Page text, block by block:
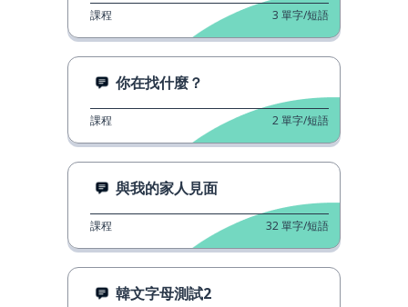
課程 3 單字/短語
你在找什麼？
課程 2單字/短語
與我的家人見面
課程 32單字/短語
韓文字母測試2